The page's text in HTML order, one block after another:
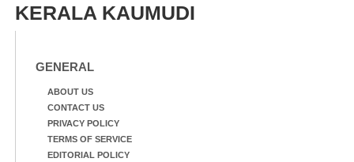
വയറിന്റെ ആന്തൽ മറന്ന്
ജീവന് വേണ്ടിയായി ഓട്ടം.
വാത്തുരുത്തിയിൽ
KERALA KAUMUDI
GENERAL
ABOUT US
CONTACT US
PRIVACY POLICY
TERMS OF SERVICE
EDITORIAL POLICY